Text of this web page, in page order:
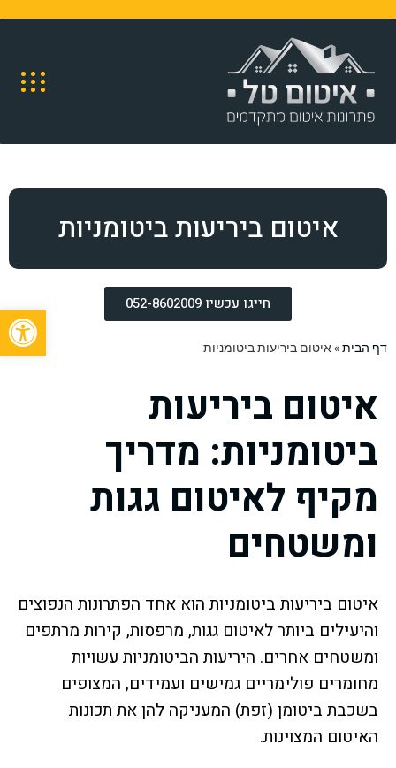
איטום ביריעות ביטומניות
חייגו עכשיו 052-8602009
דף הבית»איטום ביריעות ביטומניות
איטום ביריעות
ביטומניות: מדריך
מקיף לאיטום גגות
ומשטחים
איטום ביריעות ביטומניות הוא אחד הפתרונות הנפוצים
והיעילים ביותר לאיטום גגות, מרפסות, קירות מרתפים
ומשטחים אחרים. היריעות הביטומניות עשויות
מחומרים פולימריים גמישים ועמידים, המצופים
בשכבת ביטומן (זפת) המעניקה להן את תכונות
האיטום המצוינות.